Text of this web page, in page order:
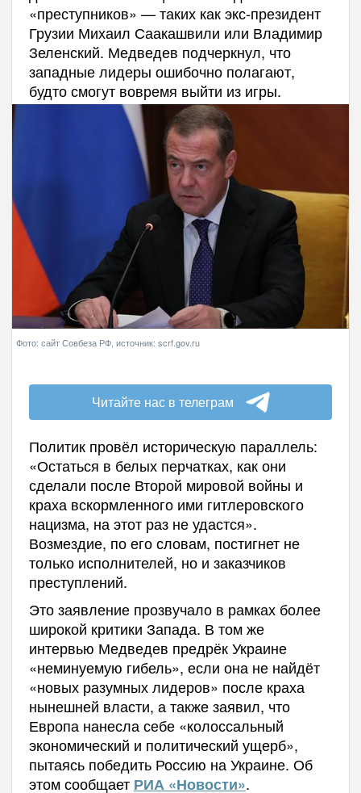
«преступников» — таких как экс-президент
Грузии Михаил Саакашвили или Владимир
Зеленский. Медведев подчеркнул, что
западные лидеры ошибочно полагают,
будто смогут вовремя выйти из игры.
Фото: сайт Совбеза РФ, источник: scrf.gov.ru
Читайте нас в телеграм
Политик провёл историческую параллель:
«Остаться в белых перчатках, как они
сделали после Второй мировой войны и
краха вскормленного ими гитлеровского
нацизма, на этот раз не удастся».
Возмездие, по его словам, постигнет не
только исполнителей, но и заказчиков
преступлений.
Это заявление прозвучало в рамках более
широкой критики Запада. В том же
интервью Медведев предрёк Украине
«неминуемую гибель», если она не найдёт
«новых разумных лидеров» после краха
нынешней власти, а также заявил, что
Европа нанесла себе «колоссальный
экономический и политический ущерб»,
пытаясь победить Россию на Украине. Об
этом сообщает РИА «Новости».